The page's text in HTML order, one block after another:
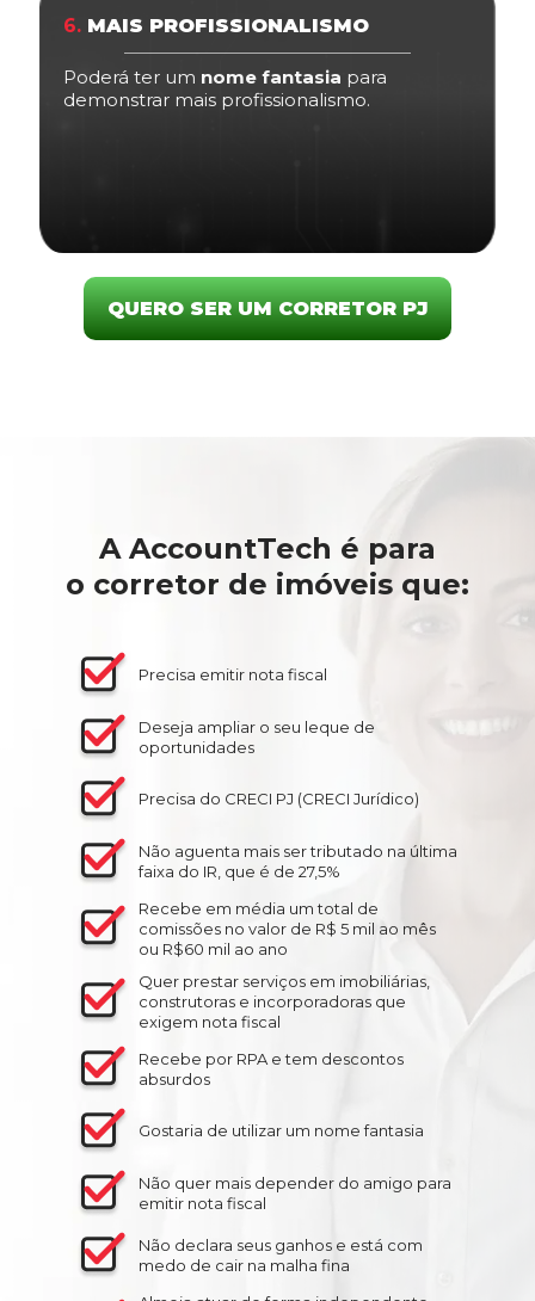
6. MAIS PROFISSIONALISMO
Poderá ter um nome fantasia para
demonstrar mais profissionalismo.
QUERO SER UM CORRETOR PJ
A AccountTech é para
o corretor de imóveis que:
Precisa emitir nota fiscal
Deseja ampliar o seu leque de
oportunidades
Precisa do CRECI PJ (CRECI Jurídico)
Não aguenta mais ser tributado na última
faixa do IR, que é de 27,5%
Recebe em média um total de
comissões no valor de R$ 5 mil ao mês
ou R$60 mil ao ano
Quer prestar serviços em imobiliárias,
construtoras e incorporadoras que
exigem nota fiscal
Recebe por RPA e tem descontos
absurdos
Gostaria de utilizar um nome fantasia
Não quer mais depender do amigo para
emitir nota fiscal
Não declara seus ganhos e está com
medo de cair na malha fina